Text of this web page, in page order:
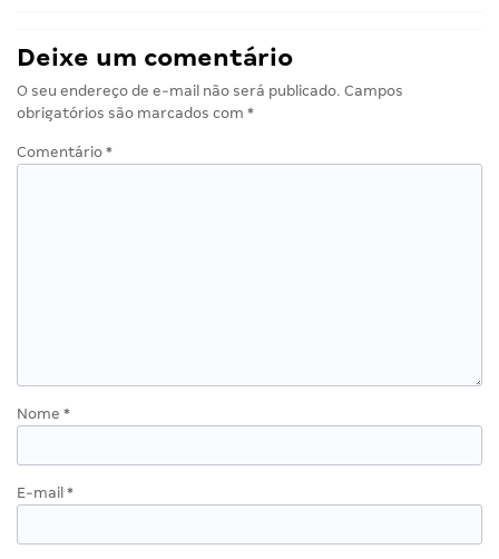
Deixe um comentário
O seu endereço de e-mail não será publicado. Campos
obrigatórios são marcados com *
Comentário *
Nome *
E-mail *